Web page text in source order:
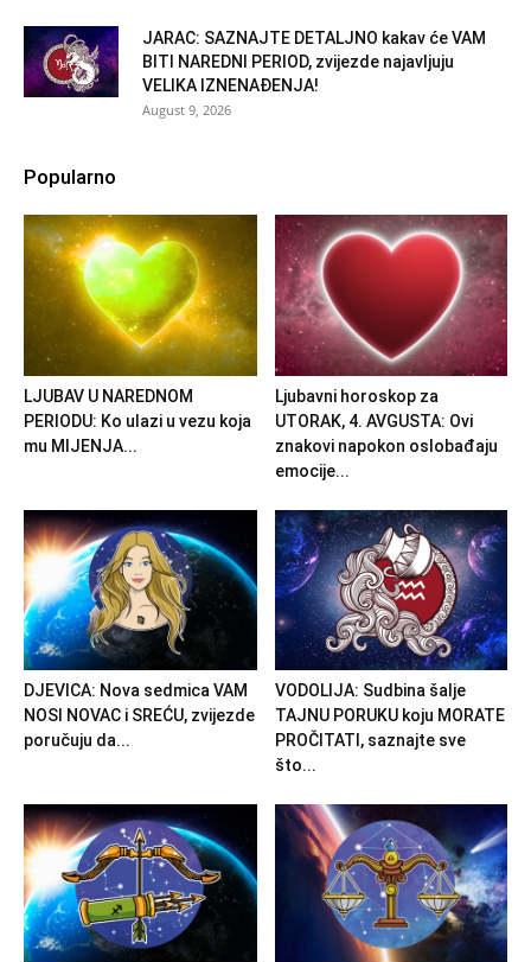
JARAC: SAZNAJTE DETALJNO kakav će VAM
BITI NAREDNI PERIOD, zvijezde najavljuju
VELIKA IZNENAĐENJA!
August 9, 2026
Popularno
LJUBAV U NAREDNOM
PERIODU: Ko ulazi u vezu koja
mu MIJENJA...
Ljubavni horoskop za
UTORAK, 4. AVGUSTA: Ovi
znakovi napokon oslobađaju
emocije...
DJEVICA: Nova sedmica VAM
NOSI NOVAC i SREĆU, zvijezde
poručuju da...
VODOLIJA: Sudbina šalje
TAJNU PORUKU koju MORATE
PROČITATI, saznajte sve
što...